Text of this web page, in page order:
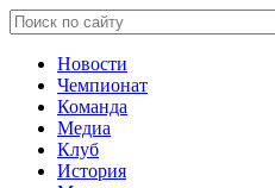
Новости
Чемпионат
Команда
Медиа
Клуб
История